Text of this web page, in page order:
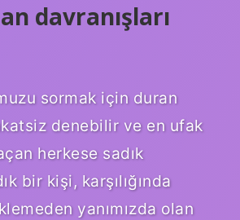
davranışları
sormak için duran
denebilir ve en ufak
herkese sadık
bir kişi, karşılığında
yanımızda olan